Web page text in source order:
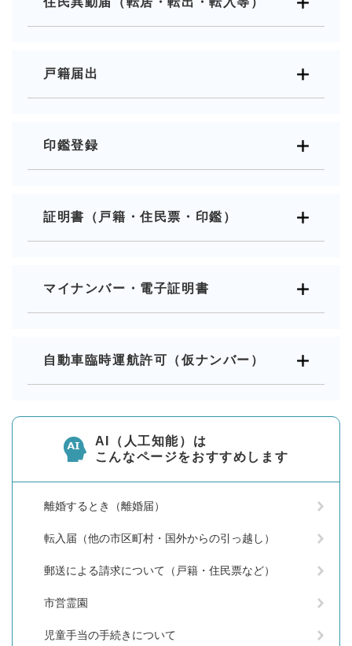
戸籍届出
印鑑登録
証明書（戸籍・住民票・印鑑）
マイナンバー・電子証明書
自動車臨時運航許可（仮ナンバー）
AI（人工知能）は
こんなページをおすすめします
離婚するとき（離婚届）
転入届（他の市区町村・国外からの引っ越し）
郵送による請求について（戸籍・住民票など）
市営霊園
児童手当の手続きについて